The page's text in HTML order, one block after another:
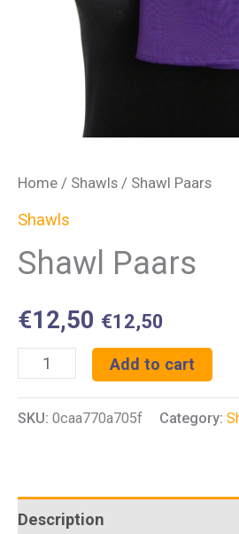
Home / Shawls / Shawl Paars
Shawls
Shawl Paars
€12,50 €12,50
Shawl
quantity
Add to cart
SKU: 0caa770a705f Category:
Description